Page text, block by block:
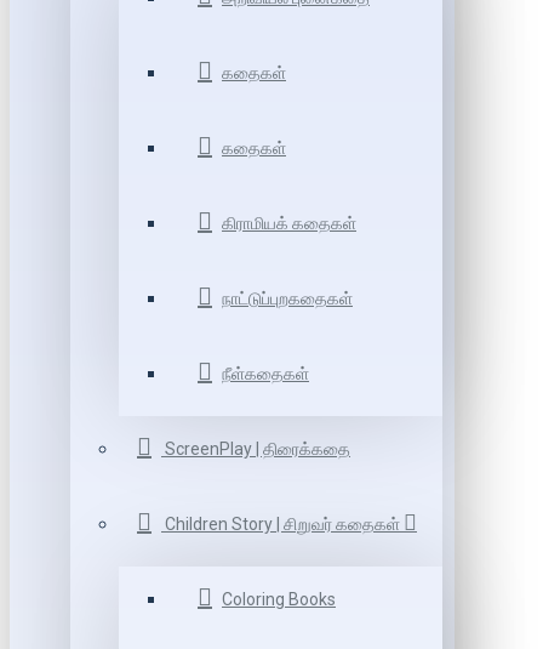
கதைகள்
கதைகள்
கிராமியக் கதைகள்
நாட்டுப்புறகதைகள்
நீள்கதைகள்
ScreenPlay | திரைக்கதை
Children Story | சிறுவர் கதைகள்
Coloring Books